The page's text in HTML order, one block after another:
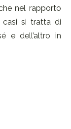
nel rapporto
casi si tratta di
e dell’altro in